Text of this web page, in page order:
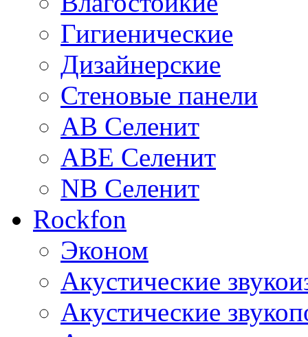
Гигиенические
Дизайнерские
Стеновые панели
AB Селенит
ABE Селенит
NB Селенит
Rockfon
Эконом
Акустические
Акустические